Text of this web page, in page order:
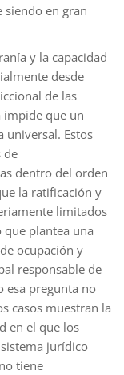
siendo en gran
y la capacidad
desde
de las
impide que un
universal. Estos
de
dentro del orden
la ratificación y
limitados
plantea una
ocupación y
responsable de
esa pregunta no
casos muestran la
en el que los
jurídico
tiene